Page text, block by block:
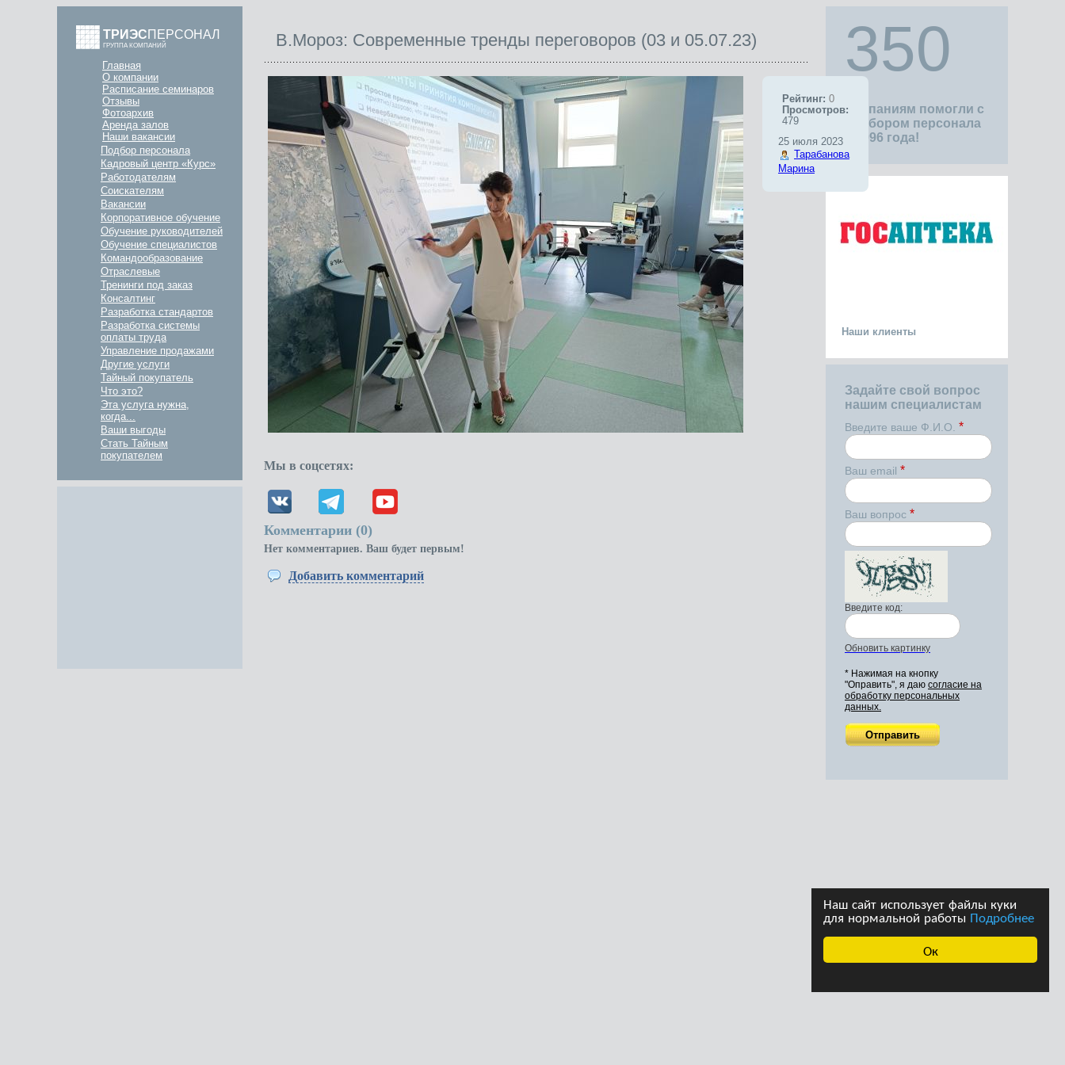
Ок
Наш сайт использует файлы куки
для нормальной работы Подробнее
ТРИЭСПЕРСОНАЛ
ГРУППА КОМПАНИЙ
Главная
О компании
Расписание семинаров
Отзывы
Фотоархив
Аренда залов
Наши вакансии
Подбор персонала
Кадровый центр «Курс»
Работодателям
Соискателям
Вакансии
Корпоративное обучение
Обучение руководителей
Обучение специалистов
Командообразование
Отраслевые
Тренинги под заказ
Консалтинг
Разработка стандартов
Разработка системы
оплаты труда
Управление продажами
Другие услуги
Тайный покупатель
Что это?
Эта услуга нужна,
когда...
Ваши выгоды
Стать Тайным
покупателем
350
компаниям помогли с
подбором персонала
с 1996 года!
Наши клиенты
Задайте свой вопрос
нашим специалистам
Введите ваше Ф.И.О. *
Ваш email *
Ваш вопрос *
Введите код:
Обновить картинку
* Нажимая на кнопку
"Оправить", я даю согласие на
обработку персональных
данных.
В.Мороз: Современные тренды переговоров (03 и 05.07.23)
Рейтинг: 0
Просмотров:
479
25 июля 2023
Тарабанова
Марина
Мы в соцсетях:
Комментарии (0)
Нет комментариев. Ваш будет первым!
Добавить комментарий